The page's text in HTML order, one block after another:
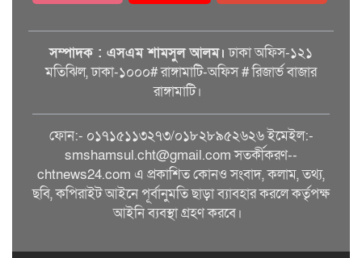
সম্পাদক : এসএম শামসুল আলম। ঢাকা অফিস-১২১
মতিঝিল, ঢাকা-১০০০# রাঙ্গামাটি-অফিস # রিজার্ভ বাজার
রাঙ্গামাটি।
ফোন:- ০১৭১৫১১৩২৭৩/০১৮২৮৯৫২৬২৬ ইমেইল:-
smshamsul.cht@gmail.com সতর্কীকরণ--
chtnews24.com এ প্রকাশিত কোনও সংবাদ, কলাম, তথ্য,
ছবি, কপিরাইট আইনে পূর্বানুমতি ছাড়া ব্যাবহার করলে কর্তৃপক্ষ
আইনি ব্যবস্থা গ্রহণ করবে।